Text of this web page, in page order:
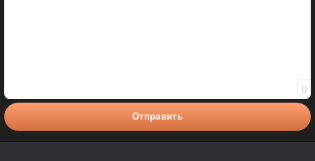
0
Отправить